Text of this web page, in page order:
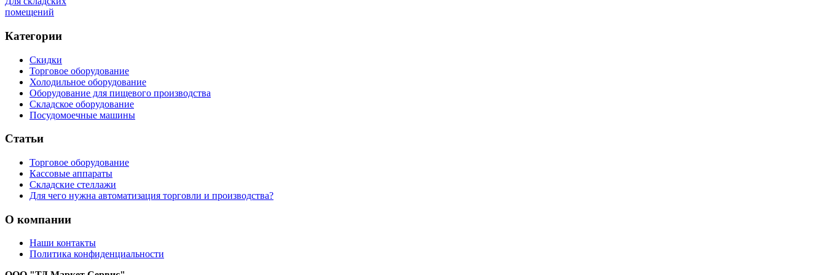
помещений
Категории
Скидки
Торговое оборудование
Холодильное оборудование
Оборудование для пищевого производства
Складское оборудование
Посудомоечные машины
Статьи
Торговое оборудование
Кассовые аппараты
Складские стеллажи
Для чего нужна автоматизация торговли и производства?
О компании
Наши контакты
Политика конфиденциальности